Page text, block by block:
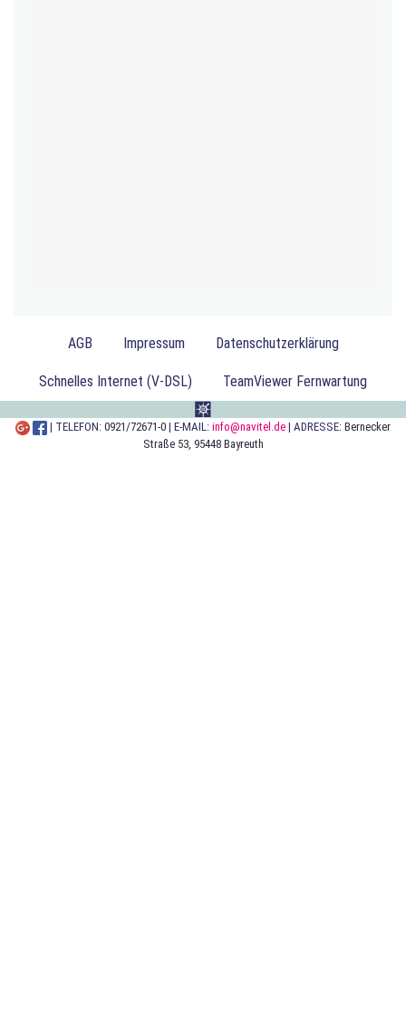
AGB Impressum Datenschutzerklärung
Schnelles Internet (V-DSL) TeamViewer Fernwartung
| TELEFON: 0921/72671-0 | E-MAIL: info@navitel.de | ADRESSE: Bernecker
Straße 53, 95448 Bayreuth